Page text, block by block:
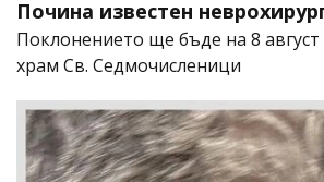
Почина известен
Поклонението ще бъде на 8 август
храм Св. Седмочисленици